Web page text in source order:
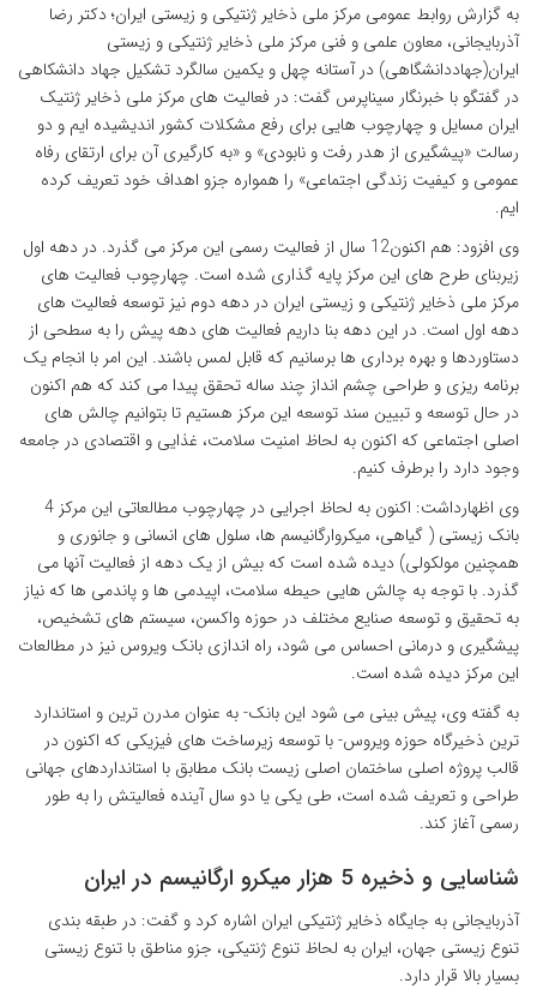
به گزارش روابط عمومی مرکز ملی ذخایر ژنتیکی و زیستی ایران؛ دکتر رضا
آذربایجانی، معاون علمی و فنی مرکز ملی ذخایر ژنتیکی و زیستی
ایران(جهاددانشگاهی) در آستانه چهل و یکمین سالگرد تشکیل جهاد دانشکاهی
در گفتگو با خبرنگار سیناپرس گفت: در فعالیت های مرکز ملی ذخایر ژنتیک
ایران مسایل و چهارچوب هایی برای رفع مشکلات کشور اندیشیده ایم و دو
رسالت «پیشگیری از هدر رفت و نابودی» و «به کارگیری آن برای ارتقای رفاه
عمومی و کیفیت زندگی اجتماعی» را همواره جزو اهداف خود تعریف کرده
ایم.
وی افزود: هم اکنون12 سال از فعالیت رسمی این مرکز می گذرد. در دهه اول
زیربنای طرح های این مرکز پایه گذاری شده است. چهارچوب فعالیت های
مرکز ملی ذخایر ژنتیکی و زیستی ایران در دهه دوم نیز توسعه فعالیت های
دهه اول است. در این دهه بنا داریم فعالیت های دهه پیش را به سطحی از
دستاوردها و بهره برداری ها برسانیم که قابل لمس باشند. این امر با انجام یک
برنامه ریزی و طراحی چشم انداز چند ساله تحقق پیدا می کند که هم اکنون
در حال توسعه و تبیین سند توسعه این مرکز هستیم تا بتوانیم چالش های
اصلی اجتماعی که اکنون به لحاظ امنیت سلامت، غذایی و اقتصادی در جامعه
وجود دارد را برطرف کنیم.
وی اظهارداشت: اکنون به لحاظ اجرایی در چهارچوب مطالعاتی این مرکز 4
بانک زیستی ( گیاهی، میکروارگانیسم ها، سلول های انسانی و جانوری و
همچنین مولکولی) دیده شده است که بیش از یک دهه از فعالیت آنها می
گذرد. با توجه به چالش هایی حیطه سلامت، اپیدمی ها و پاندمی ها که نیاز
به تحقیق و توسعه صنایع مختلف در حوزه واکسن، سیستم های تشخیص،
پیشگیری و درمانی احساس می شود، راه اندازی بانک ویروس نیز در مطالعات
این مرکز دیده شده است.
به گفته وی، پیش بینی می شود این بانک- به عنوان مدرن ترین و استاندارد
ترین ذخیرگاه حوزه ویروس- با توسعه زیرساخت های فیزیکی که اکنون در
قالب پروژه اصلی ساختمان اصلی زیست بانک مطابق با استانداردهای جهانی
طراحی و تعریف شده است، طی یکی یا دو سال آینده فعالیتش را به طور
رسمی آغاز کند.
شناسایی و ذخیره 5 هزار میکرو ارگانیسم در ایران
آذربایجانی به جایگاه ذخایر ژنتیکی ایران اشاره کرد و گفت: در طبقه بندی
تنوع زیستی جهان، ایران به لحاظ تنوع ژنتیکی، جزو مناطق با تنوع زیستی
بسیار بالا قرار دارد.